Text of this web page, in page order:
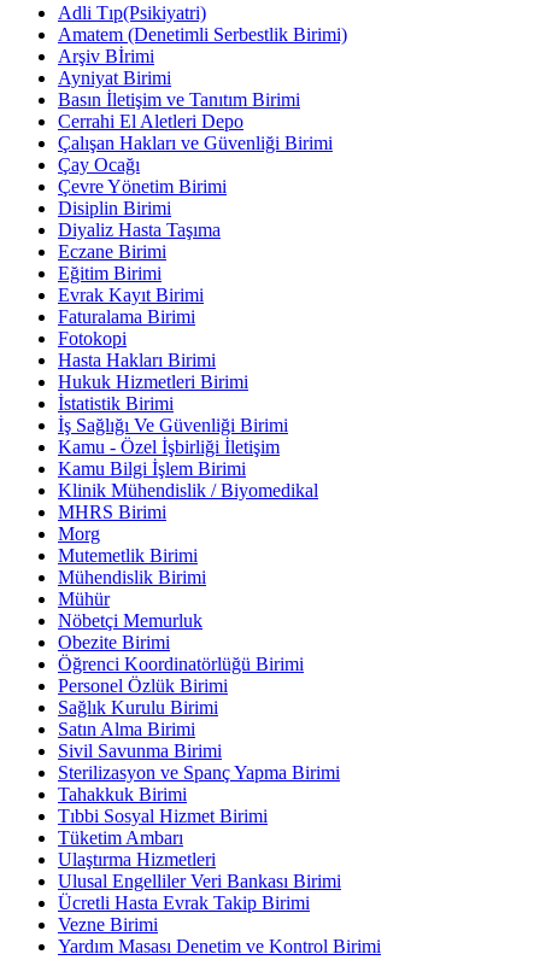
Adli Tıp(Psikiyatri)
Amatem (Denetimli Serbestlik Birimi)
Arşiv Bİrimi
Ayniyat Birimi
Basın İletişim ve Tanıtım Birimi
Cerrahi El Aletleri Depo
Çalışan Hakları ve Güvenliği Birimi
Çay Ocağı
Çevre Yönetim Birimi
Disiplin Birimi
Diyaliz Hasta Taşıma
Eczane Birimi
Eğitim Birimi
Evrak Kayıt Birimi
Faturalama Birimi
Fotokopi
Hasta Hakları Birimi
Hukuk Hizmetleri Birimi
İstatistik Birimi
İş Sağlığı Ve Güvenliği Birimi
Kamu - Özel İşbirliği İletişim
Kamu Bilgi İşlem Birimi
Klinik Mühendislik / Biyomedikal
MHRS Birimi
Morg
Mutemetlik Birimi
Mühendislik Birimi
Mühür
Nöbetçi Memurluk
Obezite Birimi
Öğrenci Koordinatörlüğü Birimi
Personel Özlük Birimi
Sağlık Kurulu Birimi
Satın Alma Birimi
Sivil Savunma Birimi
Sterilizasyon ve Spanç Yapma Birimi
Tahakkuk Birimi
Tıbbi Sosyal Hizmet Birimi
Tüketim Ambarı
Ulaştırma Hizmetleri
Ulusal Engelliler Veri Bankası Birimi
Ücretli Hasta Evrak Takip Birimi
Vezne Birimi
Yardım Masası Denetim ve Kontrol Birimi